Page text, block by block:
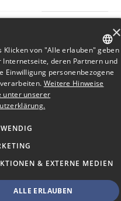
GERMAN
ENGLISH
×
Klicken von "Alle erlauben" geben
Internetseite, deren Partnern und
Einwilligung personenbezogene
Weitere Hinweise
unter unserer
& EXTERNE MEDIEN
ALLE ERLAUBEN